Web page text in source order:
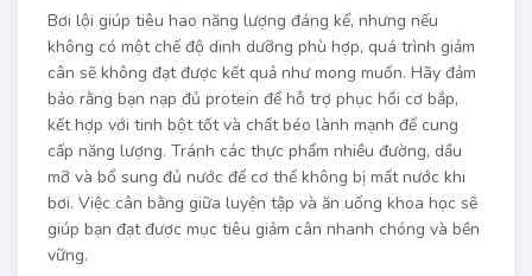
Bơi lội giúp tiêu hao năng lượng đáng kể, nhưng nếu
không có một chế độ dinh dưỡng phù hợp, quá trình giảm
cân sẽ không đạt được kết quả như mong muốn. Hãy đảm
bảo rằng bạn nạp đủ protein để hỗ trợ phục hồi cơ bắp,
kết hợp với tinh bột tốt và chất béo lành mạnh để cung
cấp năng lượng. Tránh các thực phẩm nhiều đường, dầu
mỡ và bổ sung đủ nước để cơ thể không bị mất nước khi
bơi. Việc cân bằng giữa luyện tập và ăn uống khoa học sẽ
giúp bạn đạt được mục tiêu giảm cân nhanh chóng và bền
vững.